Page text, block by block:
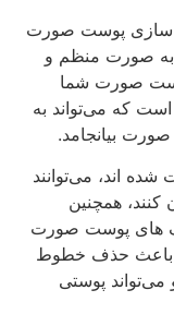
پوست صورت
منظم و
صورت شما
که می‌تواند به
بیانجامد.
اند، می‌توانند
همچنین
های پوست صورت
حذف خطوط
پوستی